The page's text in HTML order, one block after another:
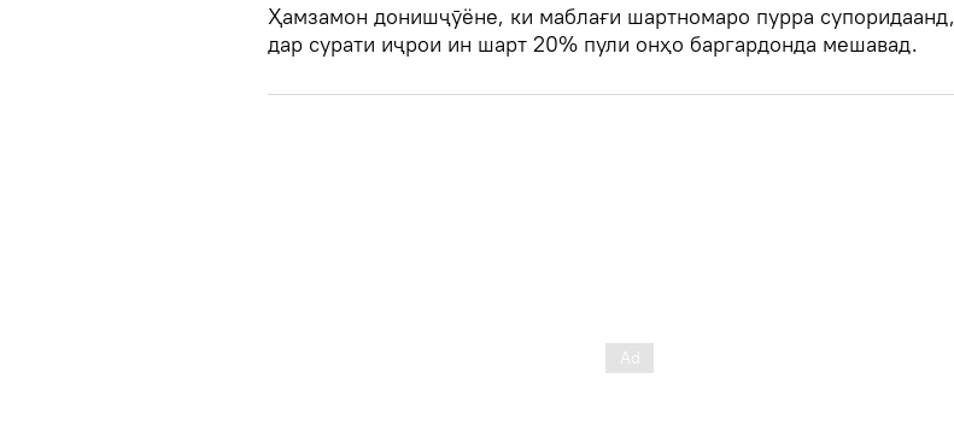
Ҳамзамон донишҷӯёне, ки маблағи шартномаро пурра супоридаанд,
дар сурати иҷрои ин шарт 20% пули онҳо баргардонда мешавад.